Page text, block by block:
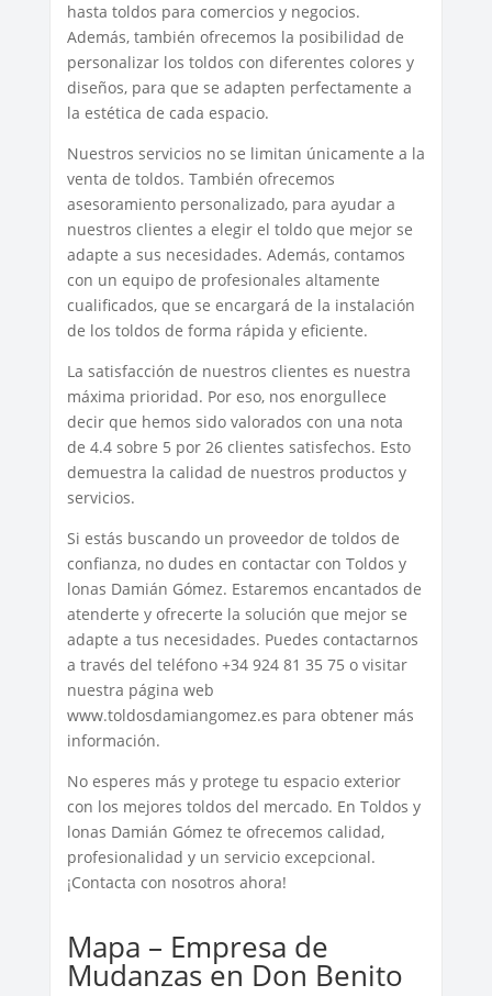
hasta toldos para comercios y negocios.
Además, también ofrecemos la posibilidad de
personalizar los toldos con diferentes colores y
diseños, para que se adapten perfectamente a
la estética de cada espacio.
Nuestros servicios no se limitan únicamente a la
venta de toldos. También ofrecemos
asesoramiento personalizado, para ayudar a
nuestros clientes a elegir el toldo que mejor se
adapte a sus necesidades. Además, contamos
con un equipo de profesionales altamente
cualificados, que se encargará de la instalación
de los toldos de forma rápida y eficiente.
La satisfacción de nuestros clientes es nuestra
máxima prioridad. Por eso, nos enorgullece
decir que hemos sido valorados con una nota
de 4.4 sobre 5 por 26 clientes satisfechos. Esto
demuestra la calidad de nuestros productos y
servicios.
Si estás buscando un proveedor de toldos de
confianza, no dudes en contactar con Toldos y
lonas Damián Gómez. Estaremos encantados de
atenderte y ofrecerte la solución que mejor se
adapte a tus necesidades. Puedes contactarnos
a través del teléfono +34 924 81 35 75 o visitar
nuestra página web
www.toldosdamiangomez.es para obtener más
información.
No esperes más y protege tu espacio exterior
con los mejores toldos del mercado. En Toldos y
lonas Damián Gómez te ofrecemos calidad,
profesionalidad y un servicio excepcional.
¡Contacta con nosotros ahora!
Mapa – Empresa de
Mudanzas en Don Benito